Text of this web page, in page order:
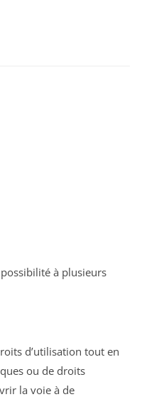
à plusieurs
d’utilisation tout en
ou de droits
la voie à de